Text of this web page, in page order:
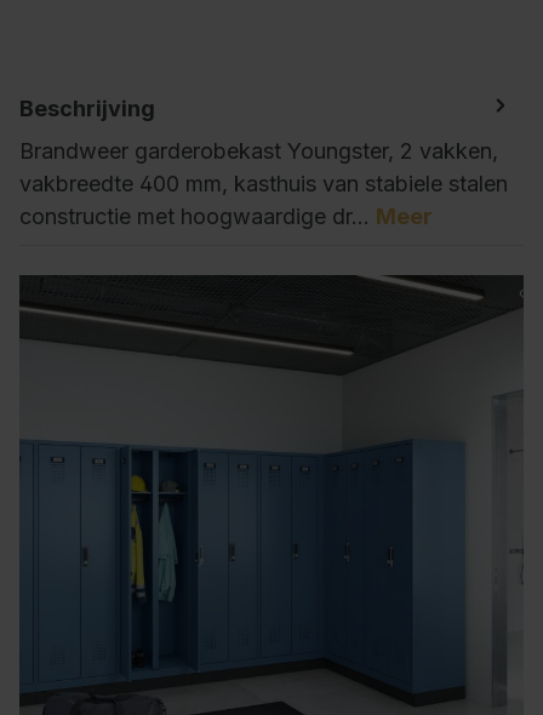
Beschrijving
Brandweer garderobekast Youngster, 2 vakken,
vakbreedte 400 mm, kasthuis van stabiele stalen
constructie met hoogwaardige dr… Meer